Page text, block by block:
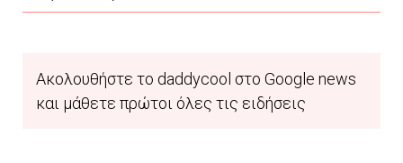
Ακολουθήστε το daddycool στο Google news
και μάθετε πρώτοι όλες τις ειδήσεις